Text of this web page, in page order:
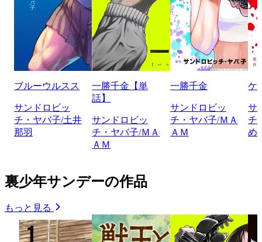
ブルーウルスス
サンドロビッ
チ・ヤバ子/土井
那羽
一勝千金【単
話】
サンドロビッ
チ・ヤバ子/ＭＡ
ＡＭ
一勝千金
サンドロビッ
チ・ヤバ子/ＭＡ
ＡＭ
ケ
サ
チ
め
裏少年サンデーの作品
もっと見る